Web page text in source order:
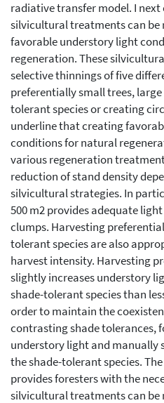
radiative transfer model. I
silvicultural treatments can
favorable understory light
regeneration. These
selective thinnings of five
preferentially small trees,
tolerant species or creating
underline that creating
conditions for natural
various regeneration
reduction of stand density
silvicultural strategies. In
500 m2 provides adequate
clumps. Harvesting
tolerant species are also
harvest intensity. Harvesting
slightly increases understory
shade-tolerant species than
order to maintain the
contrasting shade tolerances,
understory light and manually
the shade-tolerant species.
provides foresters with the
silvicultural treatments can